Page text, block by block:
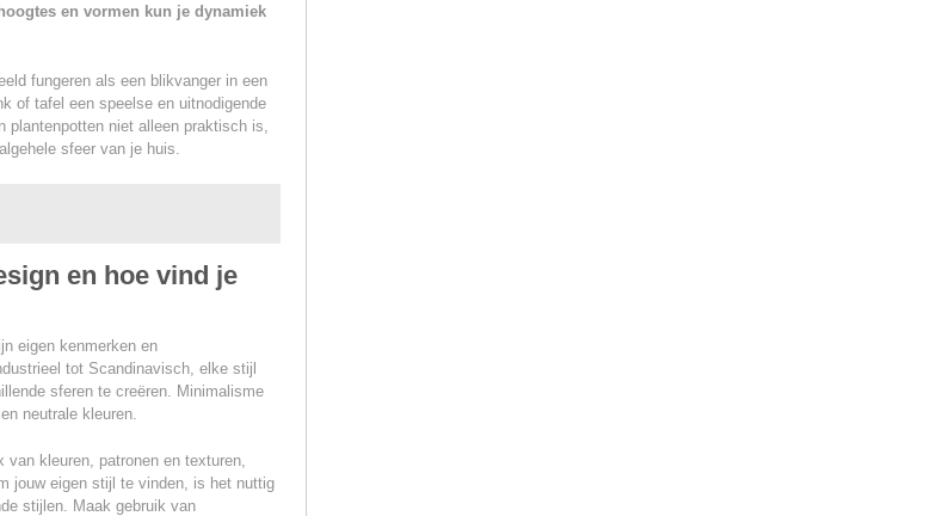
en vormen kun je dynamiek
fungeren als een blikvanger in een
of tafel een speelse en uitnodigende
niet alleen praktisch is,
sfeer van je huis.
en hoe vind je
eigen kenmerken en
tot Scandinavisch, elke stijl
sferen te creëren. Minimalisme
neutrale kleuren.
kleuren, patronen en texturen,
jouw eigen stijl te vinden, is het nuttig
stijlen. Maak gebruik van